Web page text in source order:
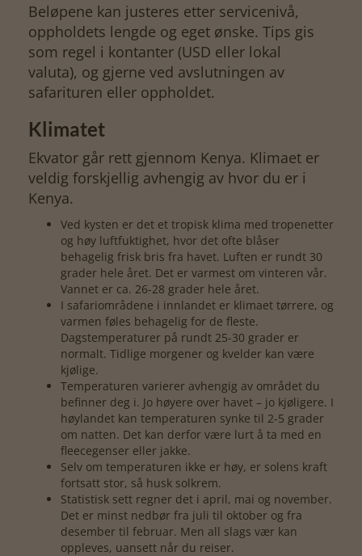
Beløpene kan justeres etter servicenivå,
oppholdets lengde og eget ønske. Tips gis
som regel i kontanter (USD eller lokal
valuta), og gjerne ved avslutningen av
safarituren eller oppholdet.
Klimatet
Ekvator går rett gjennom Kenya. Klimaet er
veldig forskjellig avhengig av hvor du er i
Kenya.
Ved kysten er det et tropisk klima med tropenetter
og høy luftfuktighet, hvor det ofte blåser
behagelig frisk bris fra havet. Luften er rundt 30
grader hele året. Det er varmest om vinteren vår.
Vannet er ca. 26-28 grader hele året.
I safariområdene i innlandet er klimaet tørrere, og
varmen føles behagelig for de fleste.
Dagstemperaturer på rundt 25-30 grader er
normalt. Tidlige morgener og kvelder kan være
kjølige.
Temperaturen varierer avhengig av området du
befinner deg i. Jo høyere over havet – jo kjøligere. I
høylandet kan temperaturen synke til 2-5 grader
om natten. Det kan derfor være lurt å ta med en
fleecegenser eller jakke.
Selv om temperaturen ikke er høy, er solens kraft
fortsatt stor, så husk solkrem.
Statistisk sett regner det i april, mai og november.
Det er minst nedbør fra juli til oktober og fra
desember til februar. Men all slags vær kan
oppleves, uansett når du reiser.